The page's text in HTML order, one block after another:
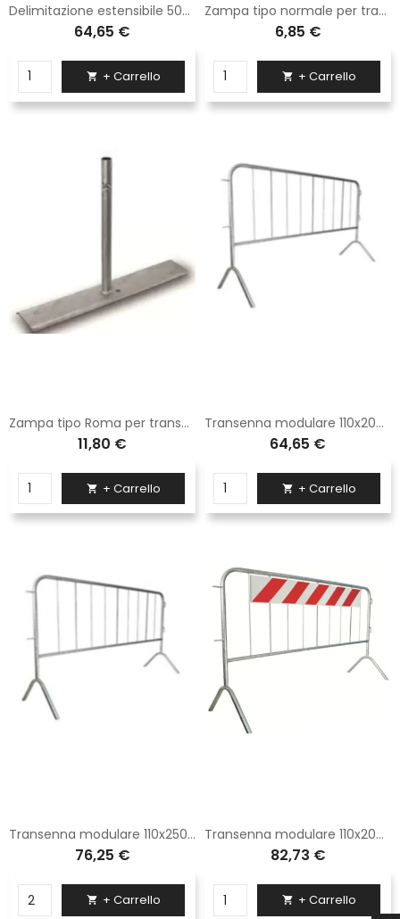
Delimitazione estensibile 50x300 bianco/rossa verniciata
64,65 €
 + Carrello
Zampa tipo normale per transenna Sisas in ferro zincato
6,85 €
 + Carrello
Zampa tipo Roma per transenna Sisas in ferro zincato
11,80 €
 + Carrello
Transenna modulare 110x200 Sisas e completa di zampe tipo normale
64,65 €
 + Carrello
Transenna modulare 110x250 Sisas e completa di zampe tipo normale
76,25 €
 + Carrello
Transenna modulare 110x200 Sisas e con pannello rifrangente completa di zampe tipo normale
82,73 €
 + Carrello